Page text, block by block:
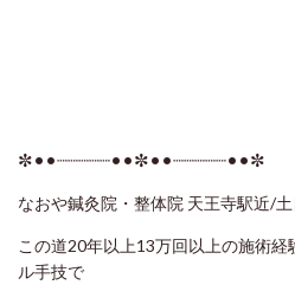
✼••┈┈┈┈┈••✼••┈┈┈┈┈••✼
なおや鍼灸院・整体院 天王寺駅近/
この道20年以上13万回以上の施術
ル手技で